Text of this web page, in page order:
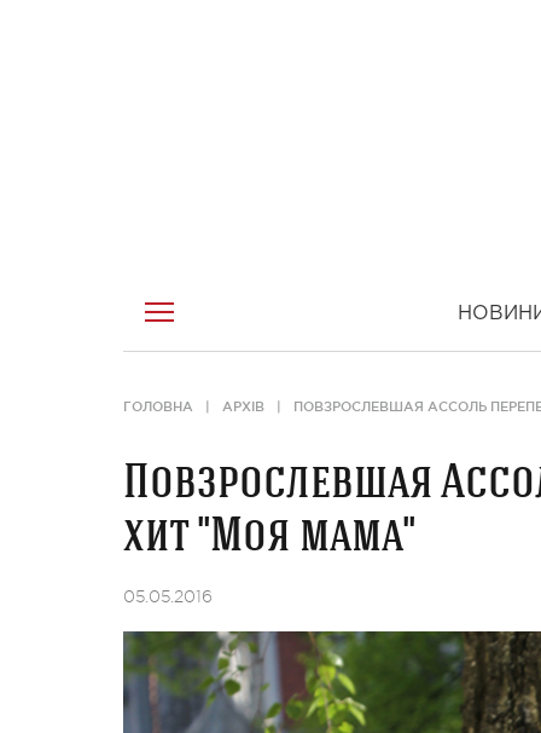
ГОЛОВНА АРХІВ ПОВЗРОСЛЕВШАЯ АССОЛЬ
Повзрослевшая
хит "Моя мама"
05.05.2016